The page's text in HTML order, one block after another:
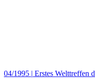
04/1995 | Erstes Welttreffen